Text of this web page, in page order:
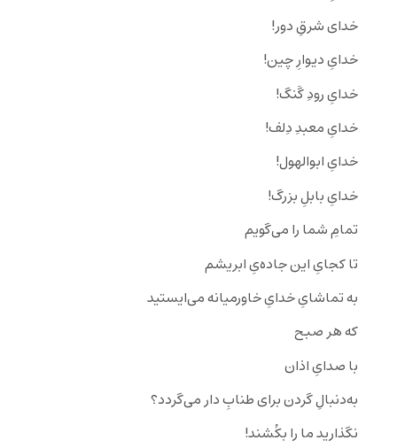
خدای شرقِ دور!
خدایِ دیوارِ چین!
خدایِ رودِ گَنگ!
خدایِ معبدِ دِلف!
خدایِ ابوالهول!
خدایِ بابلِ بزرگ!
تمامِ شما را می‌گویم
تا کجایِ این جاده‌یِ ابریشم
به تماشایِ خدایِ خاورمیانه می‌ایستید
که هر صبح
با صدایِ اذان
به‌دنبالِ گردن برای طناب‌ِ دار می‌گردد؟
نگذارید ما را بکُشند!